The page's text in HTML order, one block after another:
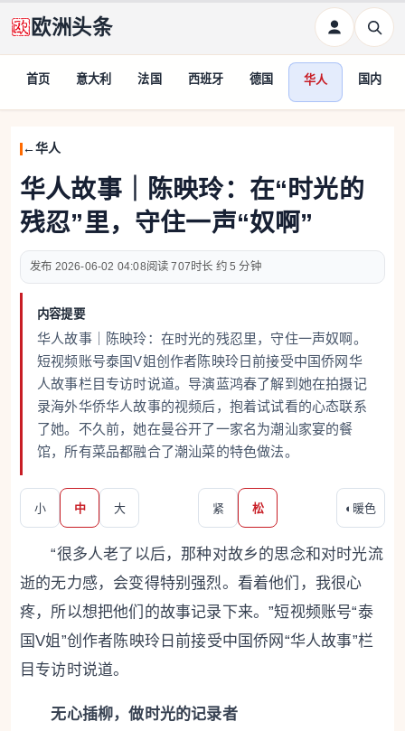
欧洲头条
首页 意大利 法国 西班牙 德国 华人 国内
华人
华人故事｜陈映玲：在“时光的
残忍”里，守住一声“奴啊”
2026-06-02 04:08 707 约 5 分钟
内容提要
华人故事｜陈映玲：在时光的残忍里，守住一声奴啊。
短视频账号泰国V姐创作者陈映玲日前接受中国侨网华
人故事栏目专访时说道。导演蓝鸿春了解到她在拍摄记
录海外华侨华人故事的视频后，抱着试试看的心态联系
了她。不久前，她在曼谷开了一家名为潮汕家宴的餐
馆，所有菜品都融合了潮汕菜的特色做法。
小 中 大 紧 松 ◐ 暖色
“很多人老了以后，那种对故乡的思念和对时光流
逝的无力感，会变得特别强烈。看着他们，我很心
疼，所以想把他们的故事记录下来。”短视频账号“泰
国V姐”创作者陈映玲日前接受中国侨网 “华人故事”栏
目专访时说道。
无心插柳，做时光的记录者